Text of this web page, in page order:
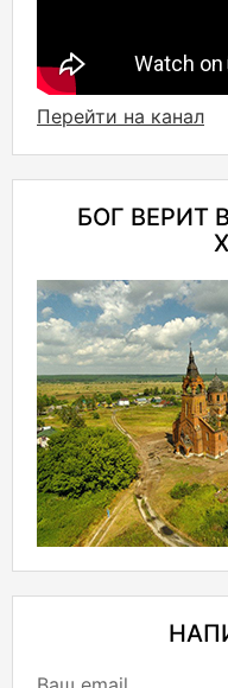
Перейти на канал
БОГ ВЕРИТ